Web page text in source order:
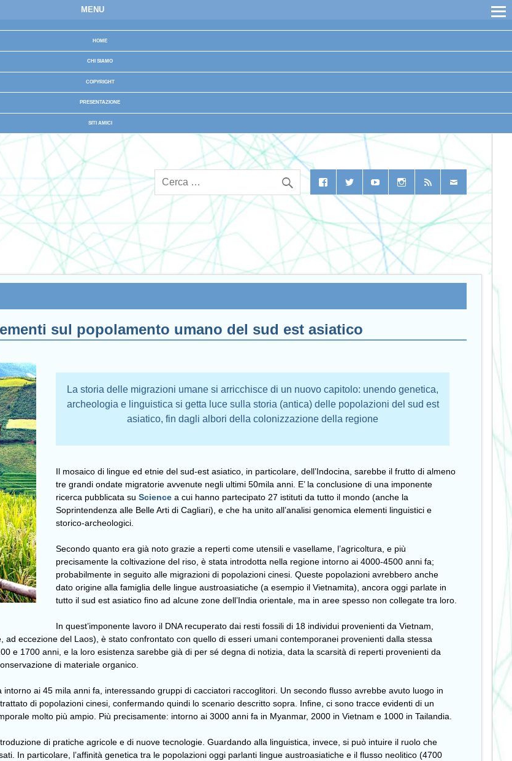
MENU
HOME
CHI SIAMO
COPYRIGHT
PRESENTAZIONE
SITI AMICI
sul popolamento umano del sud est asiatico
La storia delle migrazioni umane si arricchisce di un nuovo capitolo: unendo genetica,
archeologia e linguistica si getta luce sulla storia (antica) delle popolazioni del sud est
asiatico, fin dagli albori della colonizzazione della regione
Il mosaico di lingue ed etnie del sud-est asiatico, in particolare, dell’Indocina, sarebbe il frutto di almeno
tre grandi ondate migratorie avvenute negli ultimi 50mila anni. E’ la conclusione di una imponente
ricerca pubblicata suScience a cui hanno partecipato 27 istituti da tutto il mondo (anche la
Soprintendenza alle Belle Arti di Cagliari), e che ha unito all’analisi genomica elementi linguistici e
storico-archeologici.
Secondo quanto era già noto grazie a reperti come utensili e vasellame, l’agricoltura, e più
precisamente la coltivazione del riso, è stata introdotta nella regione intorno ai 4000-4500 anni fa;
probabilmente in seguito alle migrazioni di popolazioni cinesi. Queste popolazioni avrebbero anche
dato origine alla famiglia delle lingue austroasiatiche (a esempio il Vietnamita), ancora oggi parlate in
tutto il sud est asiatico fino ad alcune zone dell’India orientale, ma in aree spesso non collegate tra loro.
In quest’imponente lavoro il DNA recuperato dai resti fossili di 18 individui provenienti da Vietnam,
ad eccezione del Laos), è stato confrontato con quello di esseri umani contemporanei provenienti dalla stessa
e 1700 anni, e la loro esistenza sarebbe già di per sé degna di notizia, data la scarsità di reperti provenienti da
di materiale organico.
ai 45 mila anni fa, interessando gruppi di cacciatori raccoglitori. Un secondo flusso avrebbe avuto luogo in
di popolazioni cinesi, confermando quindi lo scenario descritto sopra. Infine, ci sono tracce evidenti di un
molto più ampio. Più precisamente: intorno ai 3000 anni fa in Myanmar, 2000 in Vietnam e 1000 in Tailandia.
di pratiche agricole e di nuove tecnologie. Guardando alla linguistica, invece, si può intuire il ruolo che
In particolare, l’affinità genetica tra le popolazioni oggi parlanti lingue austroasiatiche e il flusso neolitico (4700